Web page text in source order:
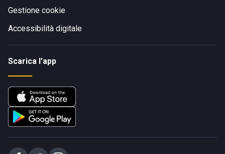
Gestione cookie
Accessibilità digitale
Scarica l'app